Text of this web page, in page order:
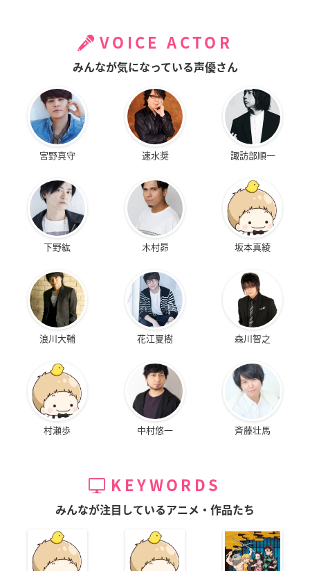
VOICE ACTOR
みんなが気になっている声優さん
宮野真守 速水奨 諏訪部順一
下野紘 木村昴 坂本真綾
浪川大輔 花江夏樹 森川智之
村瀬歩 中村悠一 斉藤壮馬
KEYWORDS
みんなが注目しているアニメ・作品たち